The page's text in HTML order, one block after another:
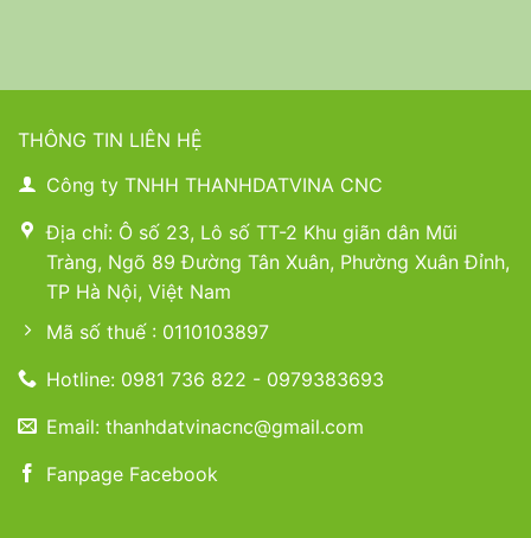
THÔNG TIN LIÊN HỆ
Công ty TNHH THANHDATVINA CNC
Địa chỉ: Ô số 23, Lô số TT-2 Khu giãn dân Mũi
Tràng, Ngõ 89 Đường Tân Xuân, Phường Xuân Đỉnh,
TP Hà Nội, Việt Nam
Mã số thuế : 0110103897
Hotline: 0981 736 822 - 0979383693
Email: thanhdatvinacnc@gmail.com
Fanpage Facebook